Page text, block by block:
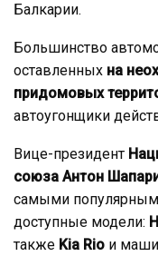
Балкарии.
Большинство
оставленных на
придомовых
автоугонщики
Вице-президент
союза Антон
самыми
доступные модели:
также Kia Rio и